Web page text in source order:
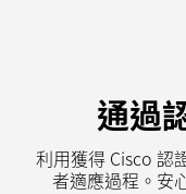
通過
利用獲得 Cisco 認
者適應過程。安